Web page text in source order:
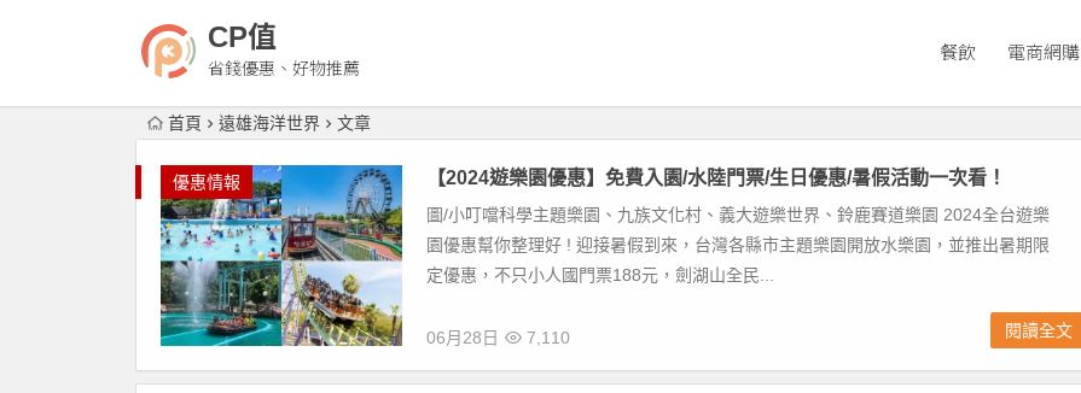
CP值
省錢優惠、好物推薦
餐飲 電商網購
首頁 遠雄海洋世界 文章
優惠情報 【2024遊樂園優惠】免費入園/水陸門票/生日優惠/暑假活動一次看！
圖/小叮噹科學主題樂園、九族文化村、義大遊樂世界、鈴鹿賽道樂園 2024全台遊樂
園優惠幫你整理好 ! 迎接暑假到來，台灣各縣市主題樂園開放水樂園，並推出暑期限
定優惠，不只小人國門票188元，劍湖山全民...
06月28日 7,110 閱讀全文